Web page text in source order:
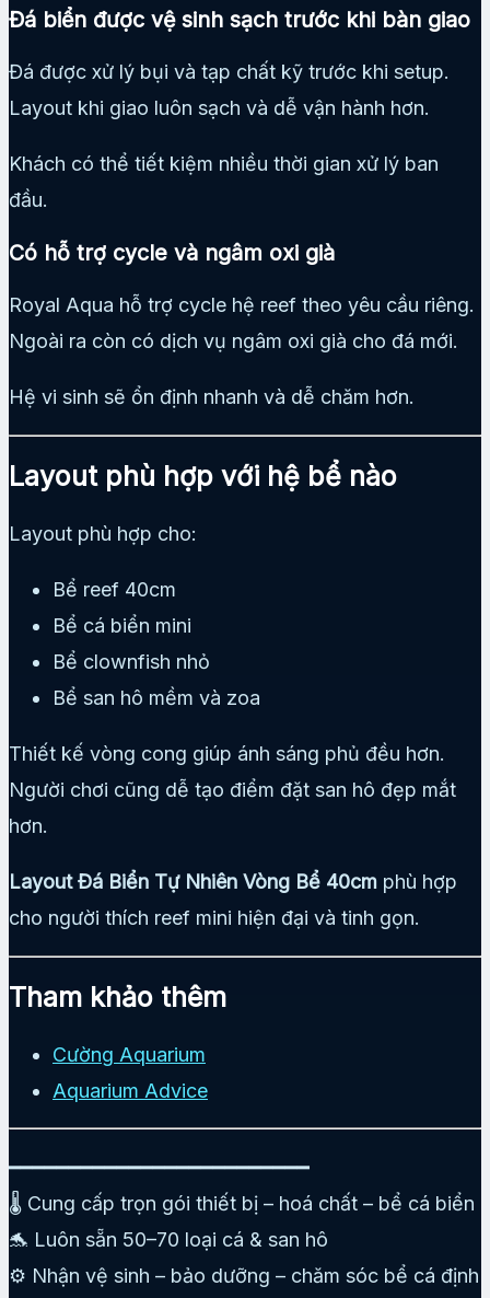
Đá biển được vệ sinh sạch trước khi bàn giao
Đá được xử lý bụi và tạp chất kỹ trước khi setup.
Layout khi giao luôn sạch và dễ vận hành hơn.
Khách có thể tiết kiệm nhiều thời gian xử lý ban
đầu.
Có hỗ trợ cycle và ngâm oxi già
Royal Aqua hỗ trợ cycle hệ reef theo yêu cầu riêng.
Ngoài ra còn có dịch vụ ngâm oxi già cho đá mới.
Hệ vi sinh sẽ ổn định nhanh và dễ chăm hơn.
Layout phù hợp với hệ bể nào
Layout phù hợp cho:
Bể reef 40cm
Bể cá biển mini
Bể clownfish nhỏ
Bể san hô mềm và zoa
Thiết kế vòng cong giúp ánh sáng phủ đều hơn.
Người chơi cũng dễ tạo điểm đặt san hô đẹp mắt
hơn.
Layout Đá Biển Tự Nhiên Vòng Bể 40cm phù hợp
cho người thích reef mini hiện đại và tinh gọn.
Tham khảo thêm
Cường Aquarium
Aquarium Advice
━━━━━━━━━━━━━━━━━━━━━━━━━
🌡️ Cung cấp trọn gói thiết bị – hoá chất – bể cá biển
🐬 Luôn sẵn 50–70 loại cá & san hô
⚙️ Nhận vệ sinh – bảo dưỡng – chăm sóc bể cá định